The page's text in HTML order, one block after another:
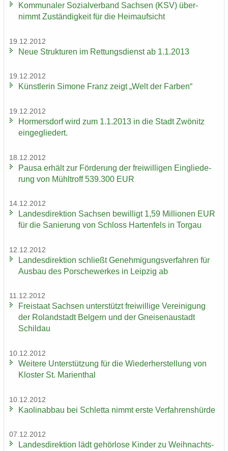
Kom­mu­na­ler So­zi­al­ver­band Sach­sen (KSV) über­
nimmt Zu­stän­dig­keit für die Heim­auf­sicht
19.12.2012
Neue Struk­tu­ren im Ret­tungs­dienst ab 1.1.2013
19.12.2012
Künst­le­rin Si­mo­ne Franz zeigt „Welt der Far­ben“
19.12.2012
Hor­mers­dorf wird zum 1.1.2013 in die Stadt Zwö­nitz
ein­ge­glie­dert.
18.12.2012
Pausa er­hält zur För­de­rung der frei­wil­li­gen Ein­glie­de­
rung von Mühl­troff 539.300 EUR
14.12.2012
Lan­des­di­rek­ti­on Sach­sen be­wil­ligt 1,59 Mil­lio­nen EUR
für die Sa­nie­rung von Schloss Har­ten­fels in Tor­gau
12.12.2012
Lan­des­di­rek­ti­on schließt Ge­neh­mi­gungs­ver­fah­ren für
Aus­bau des Por­sche­wer­kes in Leip­zig ab
11.12.2012
Frei­staat Sach­sen un­ter­stützt frei­wil­li­ge Ver­ei­ni­gung
der Ro­land­stadt Bel­gern und der Gnei­sen­au­stadt
Schildau
10.12.2012
Wei­te­re Un­ter­stüt­zung für die Wie­der­her­stel­lung von
Klos­ter St. Ma­ri­en­thal
10.12.2012
Kao­lin­ab­bau bei Schlet­ta nimmt erste Ver­fah­rens­hür­de
07.12.2012
Lan­des­di­rek­ti­on lädt ge­hör­lo­se Kin­der zu Weih­nachts­